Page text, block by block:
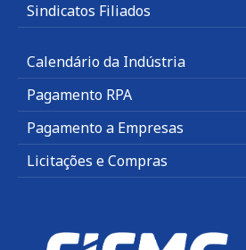
Sindicatos Filiados
Calendário da Indústria
Pagamento RPA
Pagamento a Empresas
Licitações e Compras